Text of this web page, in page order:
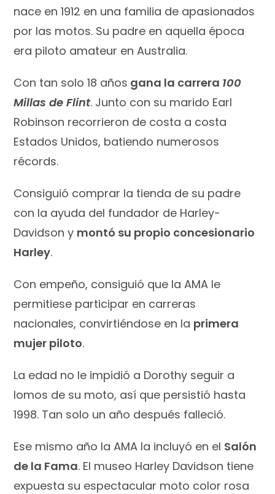
nace en 1912 en una familia de apasionados
por las motos. Su padre en aquella época
era piloto amateur en Australia.
Con tan solo 18 años gana la carrera 100
Millas de Flint. Junto con su marido Earl
Robinson recorrieron de costa a costa
Estados Unidos, batiendo numerosos
récords.
Consiguió comprar la tienda de su padre
con la ayuda del fundador de Harley-
Davidson y montó su propio concesionario
Harley.
Con empeño, consiguió que la AMA le
permitiese participar en carreras
nacionales, convirtiéndose en la primera
mujer piloto.
La edad no le impidió a Dorothy seguir a
lomos de su moto, así que persistió hasta
1998. Tan solo un año después falleció.
Ese mismo año la AMA la incluyó en el Salón
de la Fama. El museo Harley Davidson tiene
expuesta su espectacular moto color rosa